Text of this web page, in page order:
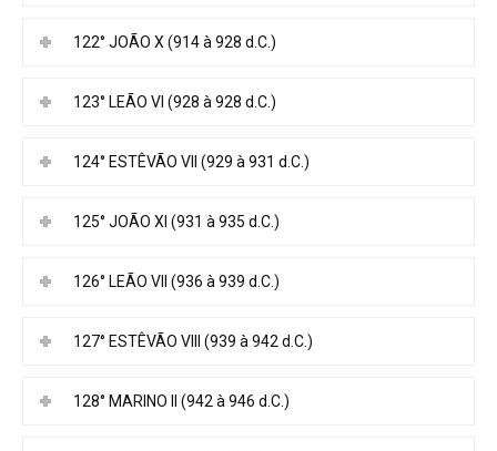
122° JOÃO X (914 à 928 d.C.)
123° LEÃO VI (928 à 928 d.C.)
124° ESTÊVÃO VII (929 à 931 d.C.)
125° JOÃO XI (931 à 935 d.C.)
126° LEÃO VII (936 à 939 d.C.)
127° ESTÊVÃO VIII (939 à 942 d.C.)
128° MARINO II (942 à 946 d.C.)